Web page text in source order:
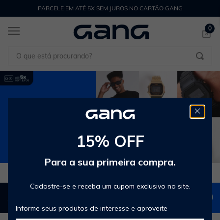
PARCELE EM ATÉ 5X SEM JUROS NO CARTÃO GANG
0
O que está procurando?
15% OFF
Para a sua primeira compra.
Cadastre-se e receba um cupom exclusivo no site.
Informe seus produtos de interesse e aproveite